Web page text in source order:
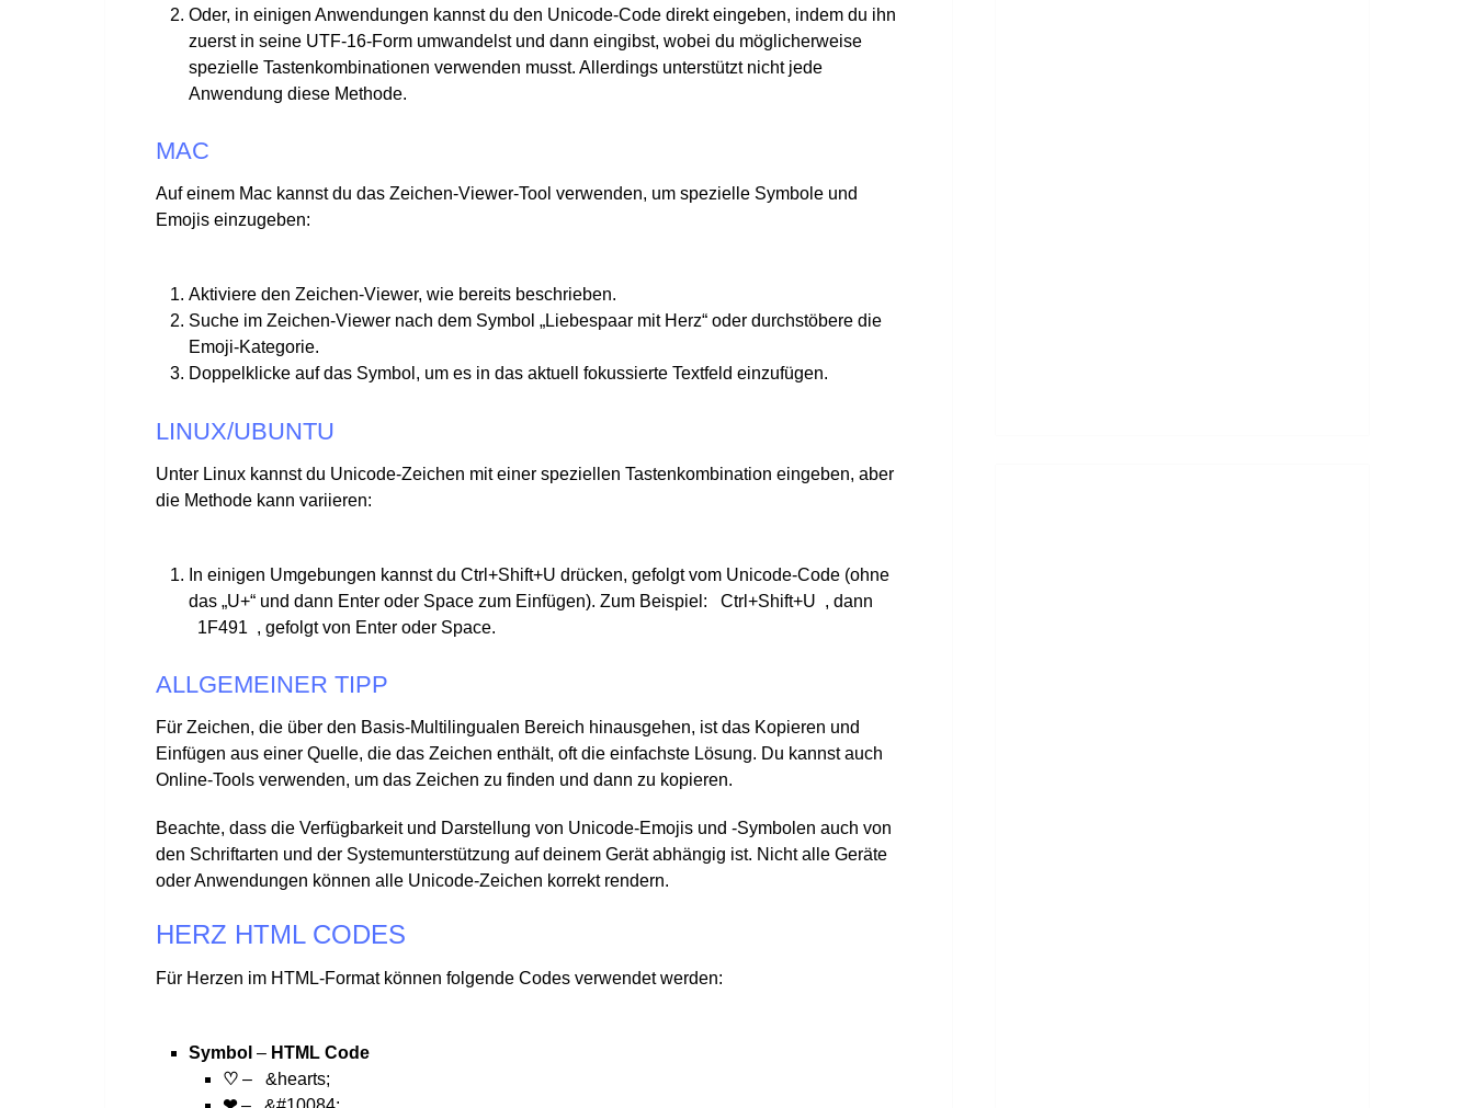
Oder, in einigen Anwendungen kannst du den Unicode-Code direkt eingeben, indem du ihn
zuerst in seine UTF-16-Form umwandelst und dann eingibst, wobei du möglicherweise
spezielle Tastenkombinationen verwenden musst. Allerdings unterstützt nicht jede
Anwendung diese Methode.
MAC
Auf einem Mac kannst du das Zeichen-Viewer-Tool verwenden, um spezielle Symbole und
Emojis einzugeben:
Aktiviere den Zeichen-Viewer, wie bereits beschrieben.
Suche im Zeichen-Viewer nach dem Symbol „Liebespaar mit Herz“ oder durchstöbere die
Emoji-Kategorie.
Doppelklicke auf das Symbol, um es in das aktuell fokussierte Textfeld einzufügen.
LINUX/UBUNTU
Unter Linux kannst du Unicode-Zeichen mit einer speziellen Tastenkombination eingeben, aber
die Methode kann variieren:
In einigen Umgebungen kannst du Ctrl+Shift+U drücken, gefolgt vom Unicode-Code (ohne
das „U+“ und dann Enter oder Space zum Einfügen). Zum Beispiel:
Ctrl+Shift+U , dann
1F491 , gefolgt von Enter oder Space.
ALLGEMEINER TIPP
Für Zeichen, die über den Basis-Multilingualen Bereich hinausgehen, ist das Kopieren und
Einfügen aus einer Quelle, die das Zeichen enthält, oft die einfachste Lösung. Du kannst auch
Online-Tools verwenden, um das Zeichen zu finden und dann zu kopieren.
Beachte, dass die Verfügbarkeit und Darstellung von Unicode-Emojis und -Symbolen auch von
den Schriftarten und der Systemunterstützung auf deinem Gerät abhängig ist. Nicht alle Geräte
oder Anwendungen können alle Unicode-Zeichen korrekt rendern.
HERZ HTML CODES
Für Herzen im HTML-Format können folgende Codes verwendet werden:
Symbol – HTML Code
♡–
&hearts;